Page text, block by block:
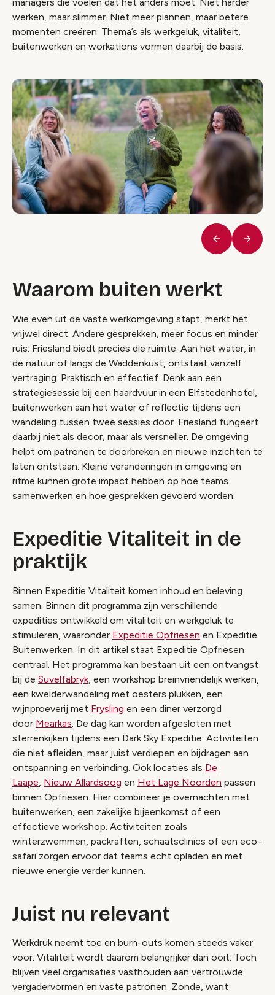
werken, maar slimmer. Niet meer plannen, maar betere
momenten creëren. Thema’s als werkgeluk, vitaliteit,
buitenwerken en workations vormen daarbij de basis.
Vorige
Waarom buiten werkt
Wie even uit de vaste werkomgeving stapt, merkt het
vrijwel direct. Andere gesprekken, meer focus en minder
ruis. Friesland biedt precies die ruimte. Aan het water, in
de natuur of langs de Waddenkust, ontstaat vanzelf
vertraging. Praktisch en effectief. Denk aan een
strategiesessie bij een haardvuur in een Elfstedenhotel,
buitenwerken aan het water of reflectie tijdens een
wandeling tussen twee sessies door. Friesland fungeert
daarbij niet als decor, maar als versneller. De omgeving
helpt om patronen te doorbreken en nieuwe inzichten te
laten ontstaan. Kleine veranderingen in omgeving en
ritme kunnen grote impact hebben op hoe teams
samenwerken en hoe gesprekken gevoerd worden.
Expeditie Vitaliteit in de
praktijk
Binnen Expeditie Vitaliteit komen inhoud en beleving
samen. Binnen dit programma zijn verschillende
expedities ontwikkeld om vitaliteit en werkgeluk te
stimuleren, waaronder Expeditie Opfriesen en Expeditie
Buitenwerken. In dit artikel staat Expeditie Opfriesen
centraal. Het programma kan bestaan uit een ontvangst
bij de Suvelfabryk , een workshop breinvriendelijk werken,
een kwelderwandeling met oesters plukken, een
wijnproeverij met Frysling en een diner verzorgd
door Mearkas . De dag kan worden afgesloten met
sterrenkijken tijdens een Dark Sky Expeditie. Activiteiten
die niet afleiden, maar juist verdiepen en bijdragen aan
ontspanning en verbinding. Ook locaties als De
Laape Nieuw Allardsoog en Het Lage Noorden passen
binnen Opfriesen. Hier combineer je overnachten met
buitenwerken, een zakelijke bijeenkomst of een
effectieve workshop. Activiteiten zoals
winterzwemmen, packraften, schaatsclinics of een eco-
safari zorgen ervoor dat teams echt opladen en met
nieuwe energie verder kunnen.
Juist nu relevant
Werkdruk neemt toe en burn-outs komen steeds vaker
voor. Vitaliteit wordt daarom belangrijker dan ooit. Toch
blijven veel organisaties vasthouden aan vertrouwde
vergadervormen en vaste patronen. Zonde, want